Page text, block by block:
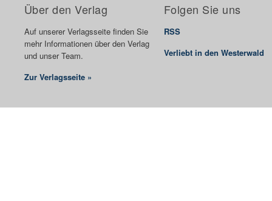
Über den Verlag
Auf unserer Verlagsseite finden Sie
mehr Informationen über den Verlag
und unser Team.
Zur Verlagsseite »
Folgen Sie uns
RSS
Verliebt in den Westerwald